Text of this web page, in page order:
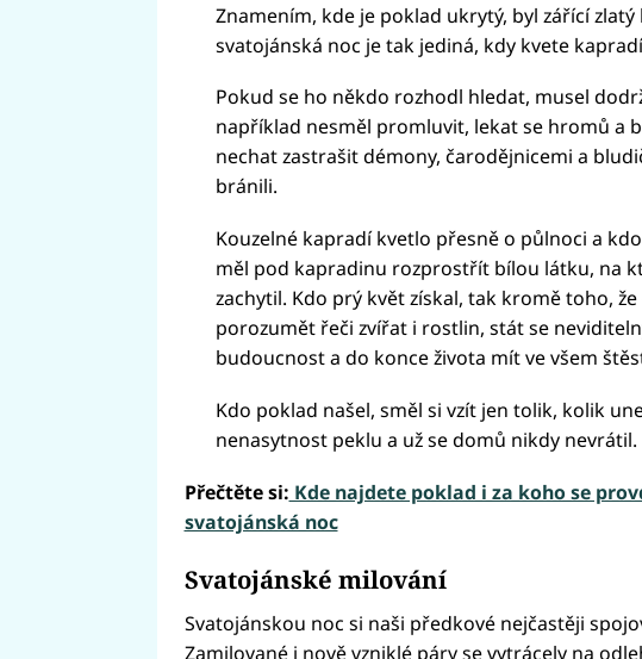
Znamením, kde je poklad ukrytý, byl zářící
svatojánská noc je tak jediná, kdy kvete
Pokud se ho někdo rozhodl hledat, musel
například nesměl promluvit, lekat se hromů a
nechat zastrašit démony, čarodějnicemi a
bránili.
Kouzelné kapradí kvetlo přesně o půlnoci a
měl pod kapradinu rozprostřít bílou látku, na
zachytil. Kdo prý květ získal, tak kromě toho,
porozumět řeči zvířat i rostlin, stát se
budoucnost a do konce života mít ve všem
Kdo poklad našel, směl si vzít jen tolik, kolik
nenasytnost peklu a už se domů nikdy nevrátil.
Přečtěte si: Kde najdete poklad i za koho se
svatojánská noc
Svatojánské milování
Svatojánskou noc si naši předkové nejčastěji
Zamilované i nově vzniklé páry se vytrácely na